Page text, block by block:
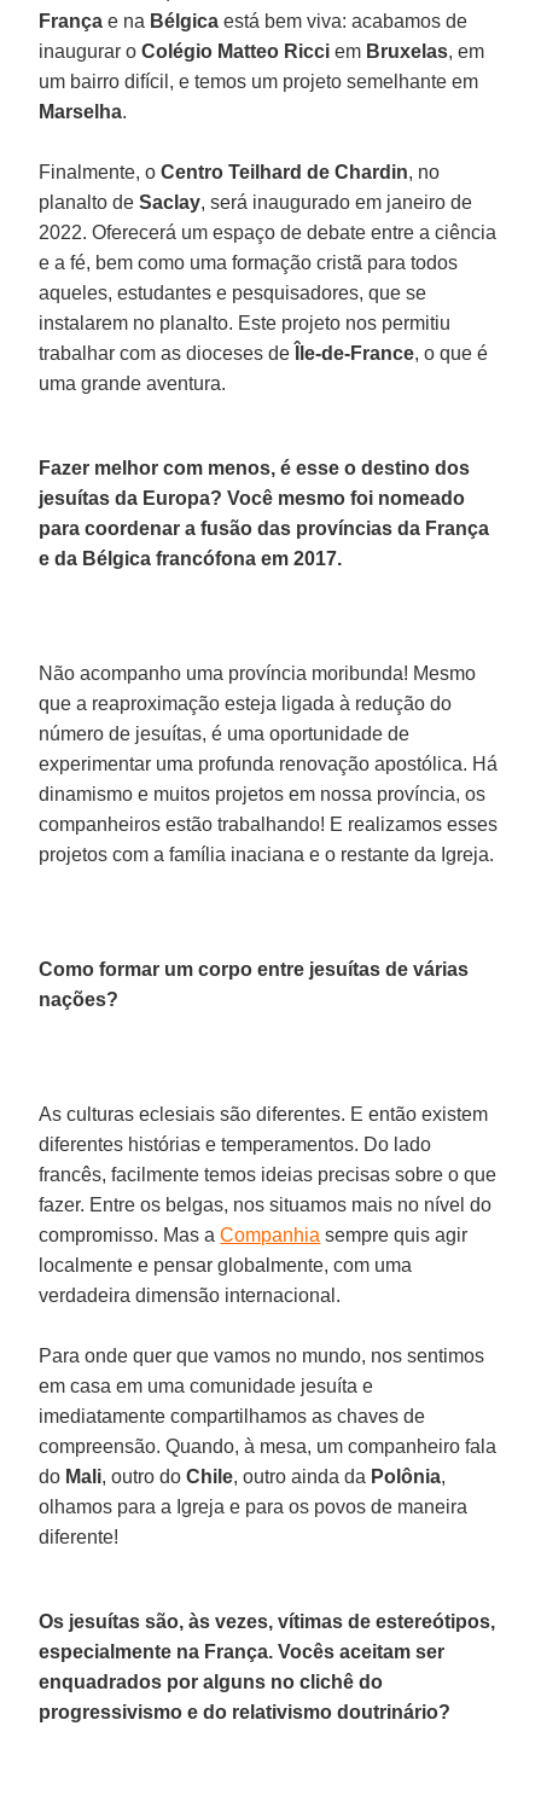
França e na Bélgica está bem viva: acabamos de
inaugurar oColégio Matteo Ricciem Bruxelas, em
um bairro difícil, e temos um projeto semelhante em
Marselha.
Finalmente, oCentro Teilhard de Chardin, no
planalto deSaclay, será inaugurado em janeiro de
2022. Oferecerá um espaço de debate entre a ciência
e a fé, bem como uma formação cristã para todos
aqueles, estudantes e pesquisadores, que se
instalarem no planalto. Este projeto nos permitiu
trabalhar com as dioceses de
Île-de-France, o que é
uma grande aventura.
Fazer melhor com menos, é esse o destino dos
jesuítas da Europa? Você mesmo foi nomeado
para coordenar a fusão das províncias da França
e da Bélgica francófona em 2017.
Não acompanho uma província moribunda! Mesmo
que a reaproximação esteja ligada à redução do
número de jesuítas, é uma oportunidade de
experimentar uma profunda renovação apostólica. Há
dinamismo e muitos projetos em nossa província, os
companheiros estão trabalhando! E realizamos esses
projetos com a família inaciana e o restante da Igreja.
Como formar um corpo entre jesuítas de várias
nações?
As culturas eclesiais são diferentes. E então existem
diferentes histórias e temperamentos. Do lado
francês, facilmente temos ideias precisas sobre o que
fazer. Entre os belgas, nos situamos mais no nível do
compromisso. Mas aCompanhia sempre quis agir
localmente e pensar globalmente, com uma
verdadeira dimensão internacional.
Para onde quer que vamos no mundo, nos sentimos
em casa em uma comunidade jesuíta e
imediatamente compartilhamos as chaves de
compreensão. Quando, à mesa, um companheiro fala
do Mali, outro doChile, outro ainda da Polônia,
olhamos para a Igreja e para os povos de maneira
diferente!
Os jesuítas são, às vezes, vítimas de estereótipos,
especialmente na França. Vocês aceitam ser
enquadrados por alguns no clichê do
progressivismo e do relativismo doutrinário?